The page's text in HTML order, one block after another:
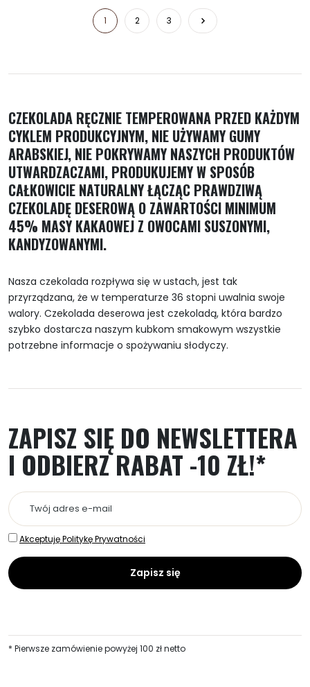
wiele
wariantów.
wybrać
produktu
1 2 3
CZEKOLADA RĘCZNIE TEMPEROWANA PRZED KAŻDYM
CYKLEM PRODUKCYJNYM, NIE UŻYWAMY GUMY
ARABSKIEJ, NIE POKRYWAMY NASZYCH PRODUKTÓW
UTWARDZACZAMI, PRODUKUJEMY W SPOSÓB
CAŁKOWICIE NATURALNY ŁĄCZĄC PRAWDZIWĄ
CZEKOLADĘ DESEROWĄ O ZAWARTOŚCI MINIMUM
45% MASY KAKAOWEJ Z OWOCAMI SUSZONYMI,
KANDYZOWANYMI.
Nasza czekolada rozpływa się w ustach, jest tak
przyrządzana, że w temperaturze 36 stopni uwalnia swoje
walory. Czekolada deserowa jest czekoladą, która bardzo
szybko dostarcza naszym kubkom smakowym wszystkie
potrzebne informacje o spożywaniu słodyczy.
ZAPISZ SIĘ DO NEWSLETTERA
I ODBIERZ RABAT -10 ZŁ!*
Akceptuję Politykę Prywatności
* Pierwsze zamówienie powyżej 100 zł netto